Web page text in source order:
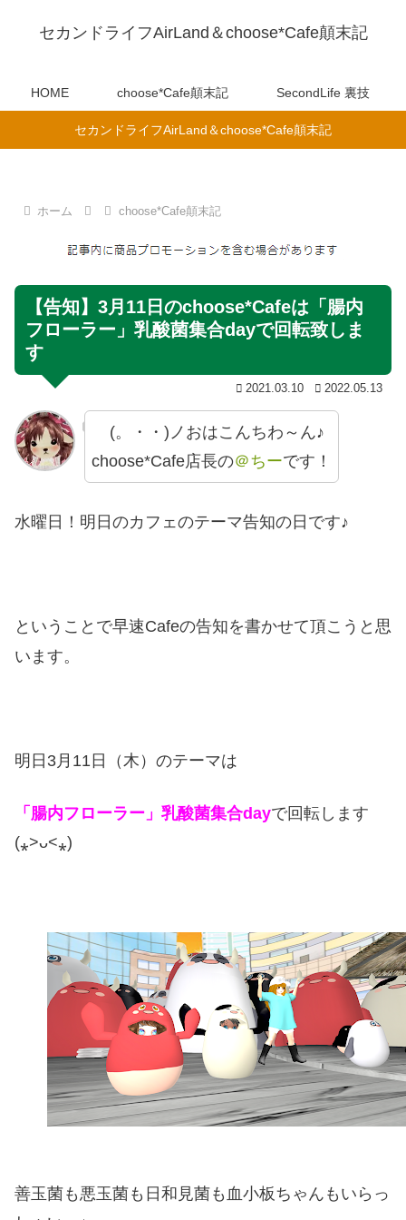
セカンドライフAirLand＆choose*Cafe顛末記
HOME choose*Cafe顛末記 SecondLife 裏技
セカンドライフAirLand＆choose*Cafe顛末記
ホーム choose*Cafe顛末記
【告知】3月11日のchoose*Cafeは「腸内
フローラー」乳酸菌集合dayで回転致しま
す
2021.03.10 2022.05.13
(。・・)ノおはこんちわ～ん♪
choose*Cafe店長の＠ちーです！
水曜日！明日のカフェのテーマ告知の日です♪
ということで早速Cafeの告知を書かせて頂こうと思
います。
明日3月11日（木）のテーマは
「腸内フローラー」乳酸菌集合dayで回転します
(⁎˃ᴗ˂⁎)
善玉菌も悪玉菌も日和見菌も血小板ちゃんもいらっ